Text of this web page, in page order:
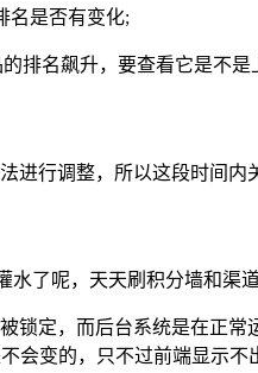
名是否有变化;
排名飙升，要查看它是不是
进行调整，所以这段时间内
了呢，天天刷积分墙和渠
锁定，而后台系统是在正
会变的，只不过前端显示